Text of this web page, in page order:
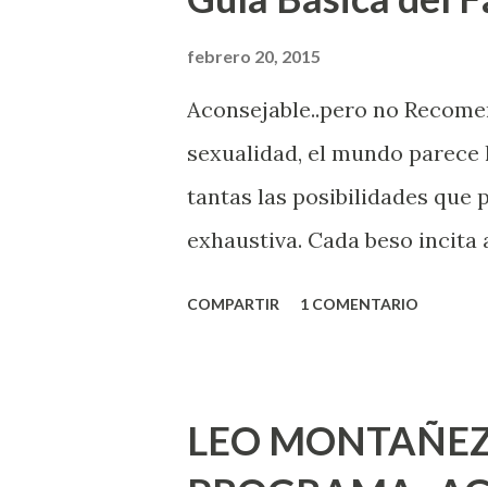
febrero 20, 2015
Aconsejable..pero no
sexualidad, el mundo
tantas las posibilidades que
exhaustiva. Cada beso incita
que estés lista para lo que
lo que deberías saber. Pero
COMPARTIR 1 COMENTARIO
LEO